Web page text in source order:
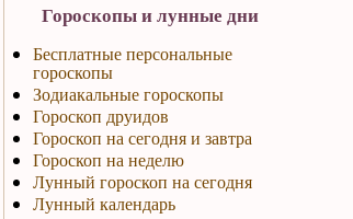
Гороскопы и лунные дни
Бесплатные персональные
гороскопы
Зодиакальные гороскопы
Гороскоп друидов
Гороскоп на сегодня и завтра
Гороскоп на неделю
Лунный гороскоп на сегодня
Лунный календарь